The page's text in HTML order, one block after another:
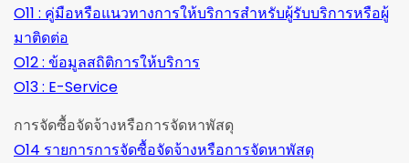
O11 : คู่มือหรือแนวทางการให้บริการสำหรับผู้รับบริการหรือผู้
มาติดต่อ
O12 : ข้อมูลสถิติการให้บริการ
O13 : E-Service
การจัดซื้อจัดจ้างหรือการจัดหาพัสดุ
O14 รายการการจัดซื้อจัดจ้างหรือการจัดหาพัสดุ